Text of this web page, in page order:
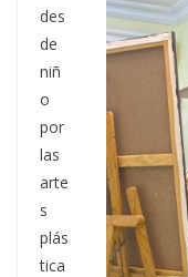
des
de
niñ
o
por
las
arte
s
plás
tica